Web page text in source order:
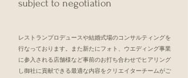
subject to negotiation
レストランプロデュースや結婚式場のコンサルティングを
行なっております。また新たにフォト、ウエディング事業
に参入される店舗様など事前のお打ち合わせでヒアリング
し御社に貢献できる最適な内容をクリエイターチームがご